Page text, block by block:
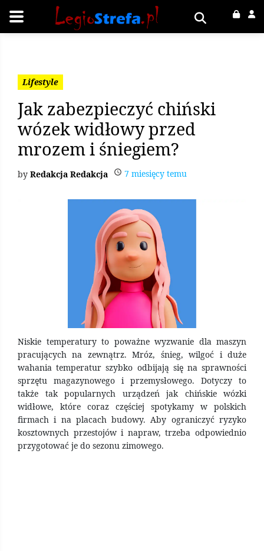
Lifestyle
Jak zabezpieczyć chiński
wózek widłowy przed
mrozem i śniegiem?
Redakcja Redakcja 7 miesięcy temu
Niskie temperatury to poważne wyzwanie dla maszyn
pracujących na zewnątrz. Mróz, śnieg, wilgoć i duże
wahania temperatur szybko odbijają się na sprawności
sprzętu magazynowego i przemysłowego. Dotyczy to
także tak popularnych urządzeń jak chińskie wózki
widłowe, które coraz częściej spotykamy w polskich
firmach i na placach budowy. Aby ograniczyć ryzyko
kosztownych przestojów i napraw, trzeba odpowiednio
przygotować je do sezonu zimowego.